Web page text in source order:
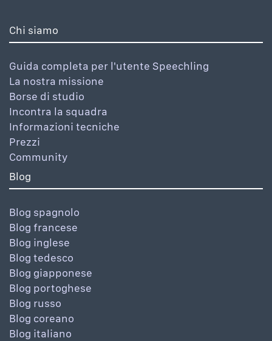
Chi siamo
Guida completa per l'utente Speechling
La nostra missione
Borse di studio
Incontra la squadra
Informazioni tecniche
Prezzi
Community
Blog
Blog spagnolo
Blog francese
Blog inglese
Blog tedesco
Blog giapponese
Blog portoghese
Blog russo
Blog coreano
Blog italiano